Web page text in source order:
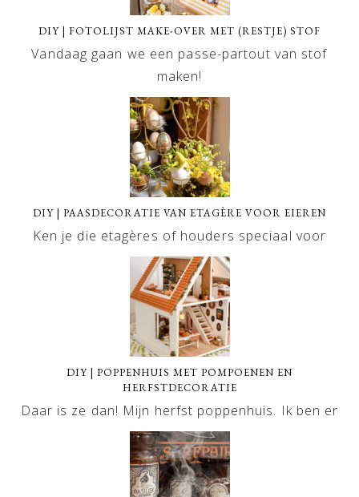
DIY | FOTOLIJST MAKE-OVER MET (RESTJE) STOF
Vandaag gaan we een passe-partout van stof
maken!
DIY | PAASDECORATIE VAN ETAGÈRE VOOR EIEREN
Ken je die etagères of houders speciaal voor
DIY | POPPENHUIS MET POMPOENEN EN
HERFSTDECORATIE
Daar is ze dan! Mijn herfst poppenhuis. Ik ben er